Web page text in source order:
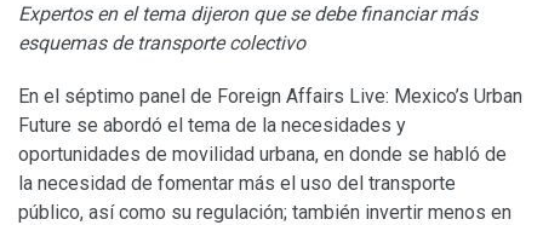
Expertos en el tema dijeron que se debe financiar más
esquemas de transporte colectivo
En el séptimo panel de Foreign Affairs Live: Mexico’s Urban
Future se abordó el tema de la necesidades y
oportunidades de movilidad urbana, en donde se habló de
la necesidad de fomentar más el uso del transporte
público, así como su regulación; también invertir menos en